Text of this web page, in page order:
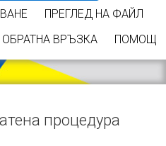
ПРЕГЛЕД НА ФАЙЛ
ОБРАТНА ВРЪЗКА ПОМОЩ
процедура